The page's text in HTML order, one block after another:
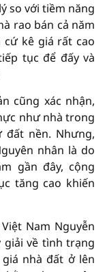
so với tiềm năng
rao bán cả năm
cứ kê giá rất cao
tục để đấy và
cũng xác nhận,
như nhà trong
nền. Nhưng,
nhân là do
gần đây, cộng
tăng cao khiến
Nam Nguyễn
về tình trạng
nhà đất ở lên